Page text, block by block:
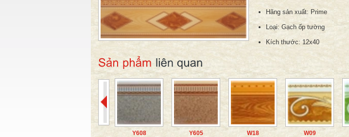
Hãng sản xuất: Prime
Loại: Gạch ốp tường
Kích thước: 12x40
Y608 Y605 W18 W09